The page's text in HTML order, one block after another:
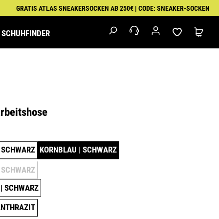
GRATIS ATLAS SNEAKERSOCKEN AB 250€ | CODE: SNEAKER-SOCKEN
SCHUHFINDER
KORNBLAU | SCHWARZ
OPTION IST ZURZEIT NICHT VERFÜGBAR.)
SCHWARZ